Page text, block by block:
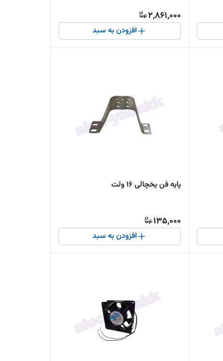
2,861,000
افزودن به سبد
پایه فن یخچالی 16 ولت
135,000
افزودن به سبد